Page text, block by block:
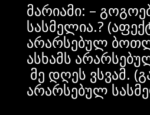
მარიამი: –
სასმელია.?
არარსებულ
ასხამს
მე დღეს ვსვამ.
არარსებულ